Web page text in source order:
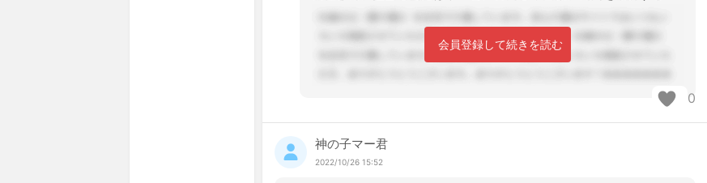
会員登録して続きを読む
0
神の子マー君
2022/10/26 15:52